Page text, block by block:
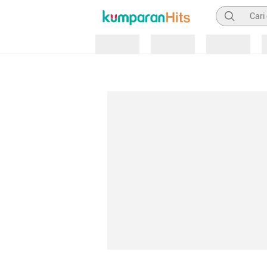
Pencarian